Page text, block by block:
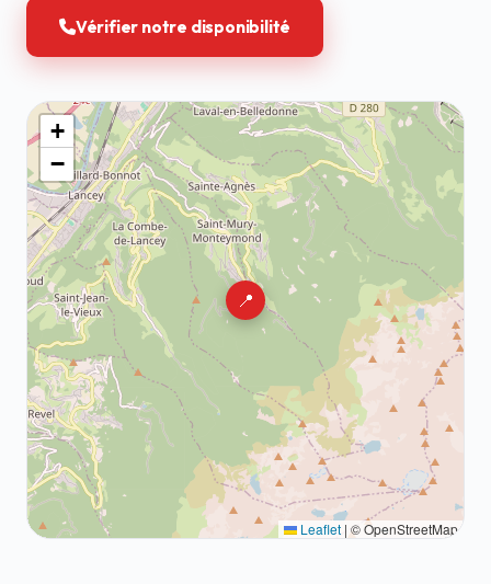
Vérifier notre disponibilité
📍
+
−
Leaflet | © OpenStreetMap